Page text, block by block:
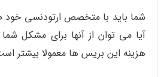
شما باید با متخصص ارتودنسی خود
آیا می توان از آنها برای مشکل شما
هزینه این بریس ها معمولا بیشتر